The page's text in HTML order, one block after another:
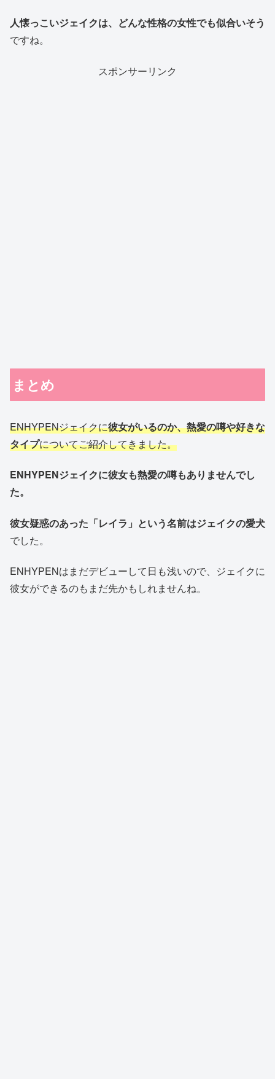
人懐っこいジェイクは、どんな性格の女性でも似合いそう
ですね。
スポンサーリンク
まとめ
ENHYPENジェイクに彼女がいるのか、熱愛の噂や好きな
タイプについてご紹介してきました。
ENHYPENジェイクに彼女も熱愛の噂もありませんでし
た。
彼女疑惑のあった「レイラ」という名前はジェイクの愛犬
でした。
ENHYPENはまだデビューして日も浅いので、ジェイクに
彼女ができるのもまだ先かもしれませんね。